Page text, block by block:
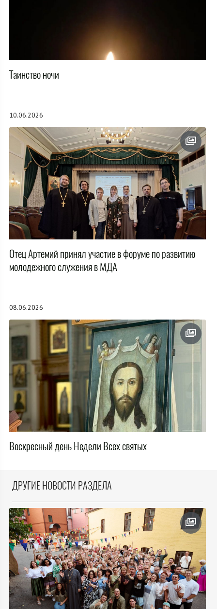
Таинство ночи
10.06.2026
Отец Артемий принял участие в форуме по развитию
молодежного служения в МДА
08.06.2026
Воскресный день Недели Всех святых
ДРУГИЕ НОВОСТИ РАЗДЕЛА